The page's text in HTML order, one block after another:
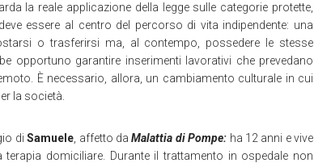
la reale applicazione della legge sulle categorie protette,
essere al centro del percorso di vita indipendente: una
o trasferirsi ma, al contempo, possedere le stesse
opportuno garantire inserimenti lavorativi che prevedano
È necessario, allora, un cambiamento culturale in cui
la società.
diSamuele , affetto da Malattia di Pompe: ha 12 anni e vive
domiciliare. Durante il trattamento in ospedale non